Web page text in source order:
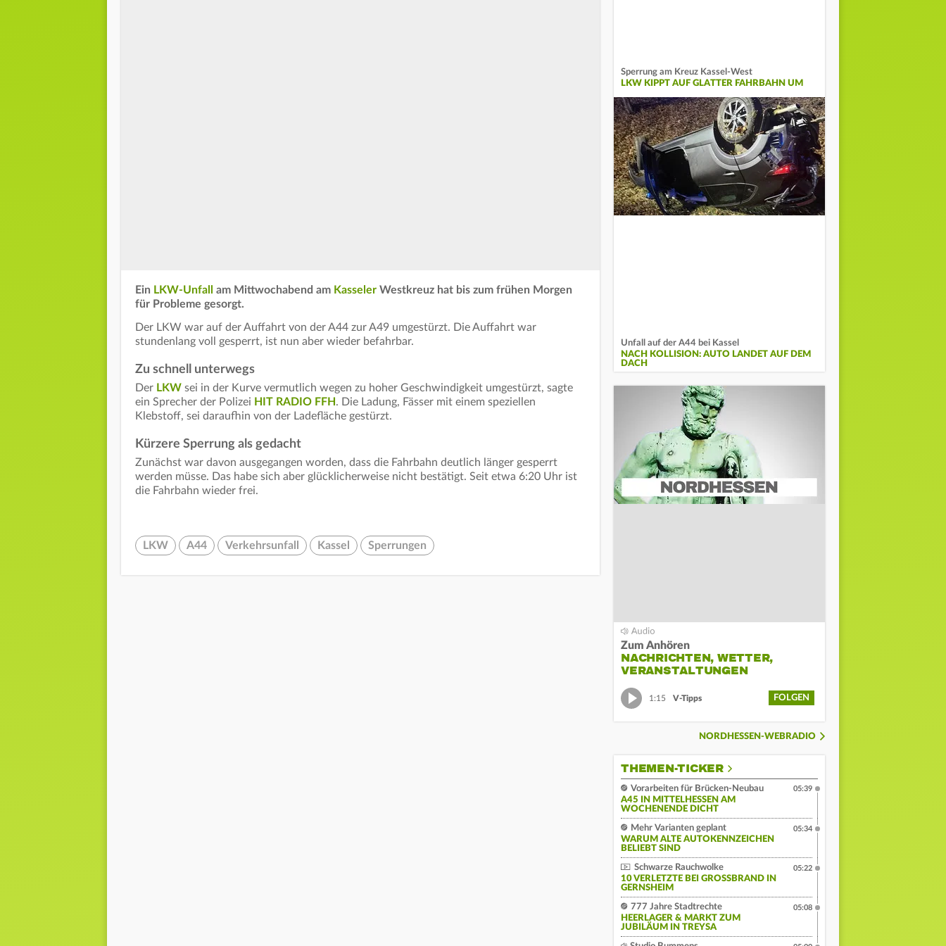
Ein LKW-Unfall am Mittwochabend am Kasseler Westkreuz hat bis zum frühen Morgen
für Probleme gesorgt.
Der LKW war auf der Auffahrt von der A44 zur A49 umgestürzt. Die Auffahrt war
stundenlang voll gesperrt, ist nun aber wieder befahrbar.
Zu schnell unterwegs
Der LKW sei in der Kurve vermutlich wegen zu hoher Geschwindigkeit umgestürzt, sagte
ein Sprecher der Polizei HIT RADIO FFH . Die Ladung, Fässer mit einem speziellen
Klebstoff, sei daraufhin von der Ladefläche gestürzt.
Kürzere Sperrung als gedacht
Zunächst war davon ausgegangen worden, dass die Fahrbahn deutlich länger gesperrt
werden müsse. Das habe sich aber glücklicherweise nicht bestätigt. Seit etwa 6:20 Uhr ist
die Fahrbahn wieder frei.
LKW A44 Verkehrsunfall Kassel Sperrungen
Sperrung am Kreuz Kassel-West
LKW KIPPT AUF GLATTER FAHRBAHN UM
Unfall auf der A44 bei Kassel
NACH KOLLISION: AUTO LANDET AUF DEM
DACH
Zum Anhören
NACHRICHTEN, WETTER,
VERANSTALTUNGEN
1:15 V-Tipps FOLGEN
NORDHESSEN-WEBRADIO
THEMEN-TICKER
Vorarbeiten für Brücken-Neubau
A45 IN MITTELHESSEN AM
WOCHENENDE DICHT
05:39
Mehr Varianten geplant
WARUM ALTE AUTOKENNZEICHEN
BELIEBT SIND
05:34
Schwarze Rauchwolke
10 VERLETZTE BEI GROSSBRAND IN G
ERNSHEIM
05:22
777 Jahre Stadtrechte
HEERLAGER & MARKT ZUM
JUBILÄUM IN TREYSA
05:08